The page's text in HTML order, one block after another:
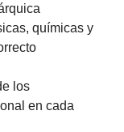
químicas y
los
en cada